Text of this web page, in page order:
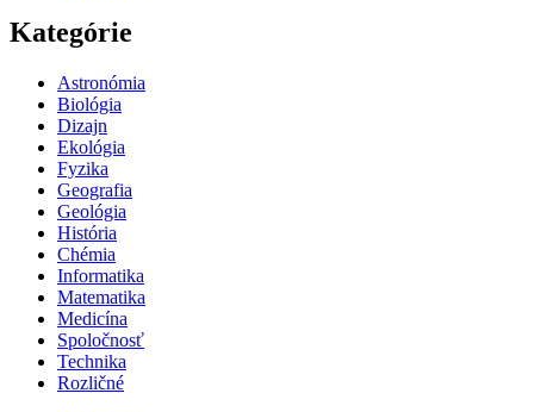
Kategórie
Astronómia
Biológia
Dizajn
Ekológia
Fyzika
Geografia
Geológia
História
Chémia
Informatika
Matematika
Medicína
Spoločnosť
Technika
Rozličné